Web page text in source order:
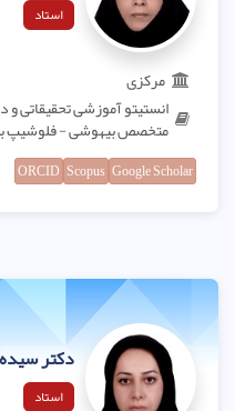
استاد
مرکزی
انستیتو آموزشی تحقیقاتی
متخصص بیهوشی - فلوشیپ
Google Scholar
Scopus
ORCID
دکتر
استاد